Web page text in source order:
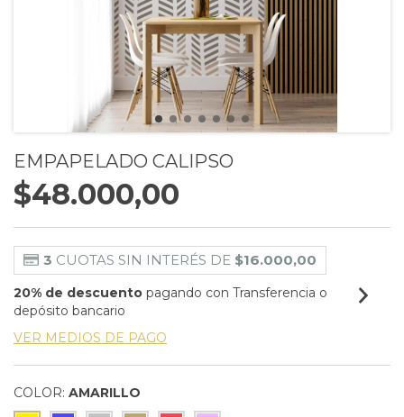
EMPAPELADO CALIPSO
$48.000,00
3 CUOTAS SIN INTERÉS DE $16.000,00
20% de descuento pagando con Transferencia o
depósito bancario
VER MEDIOS DE PAGO
COLOR: AMARILLO